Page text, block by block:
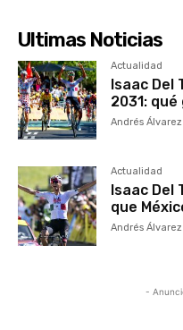
Ultimas Noticias
Actualidad
Isaac Del
2031: qué
Andrés
Actualidad
Isaac Del
que
Andrés
-